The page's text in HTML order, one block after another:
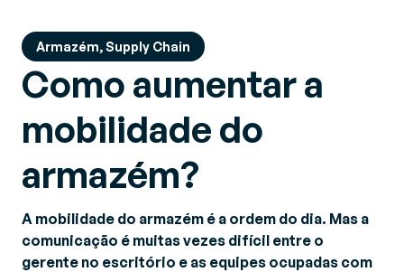
Armazém, Supply Chain
Como aumentar a
mobilidade do
armazém?
A mobilidade do armazém é a ordem do dia. Mas a
comunicação é muitas vezes difícil entre o
gerente no escritório e as equipes ocupadas com